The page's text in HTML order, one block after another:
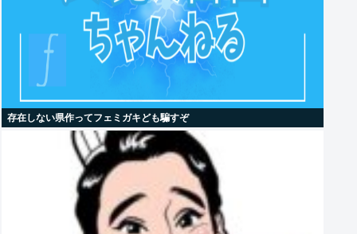
存在しない県作ってフェミガキども騙すぞ